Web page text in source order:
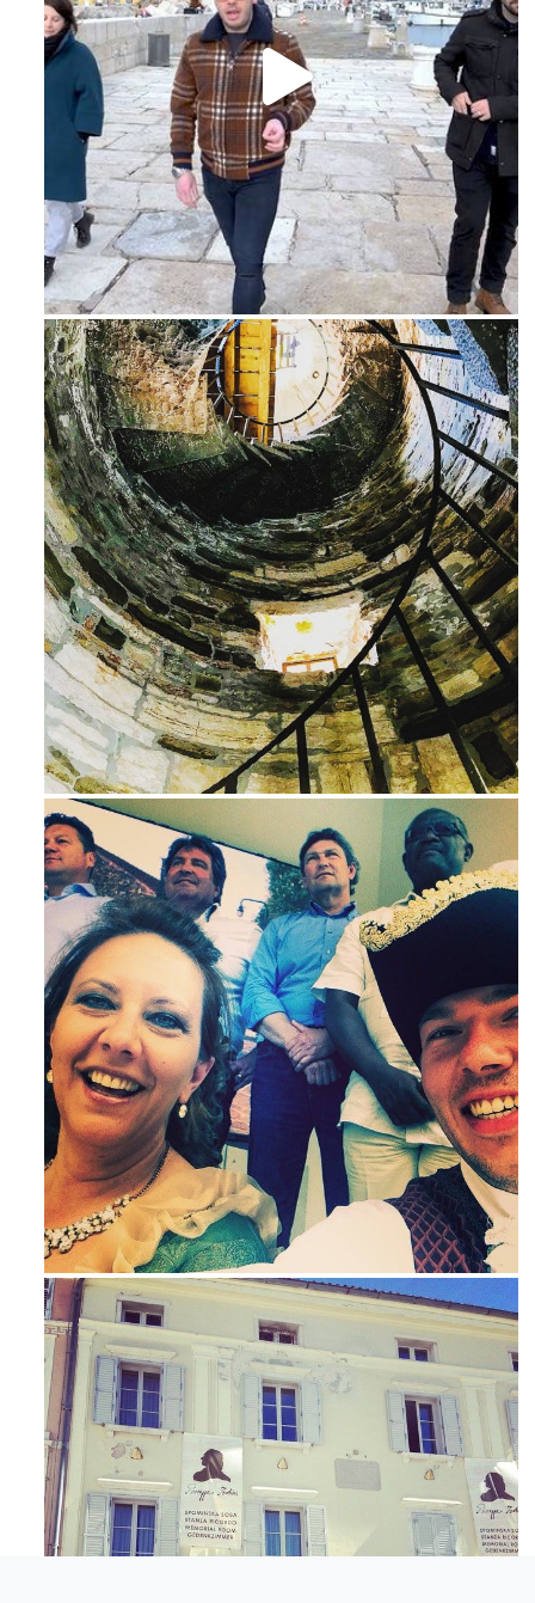
Feb 16
Avg 3
Maj 23